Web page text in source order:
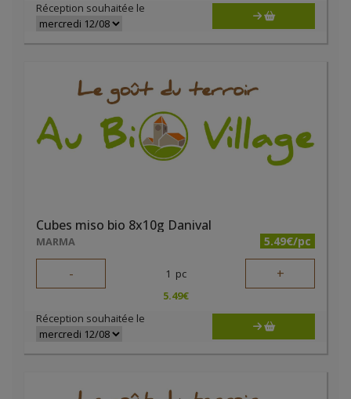
Réception souhaitée le
Cubes miso bio 8x10g Danival
MARMA 5.49€/pc
- 1 pc +
5.49€
Réception souhaitée le